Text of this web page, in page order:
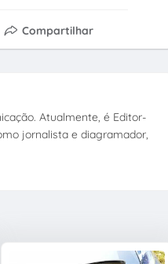
Compartilhar
Atualmente, é Editor-
jornalista e diagramador,